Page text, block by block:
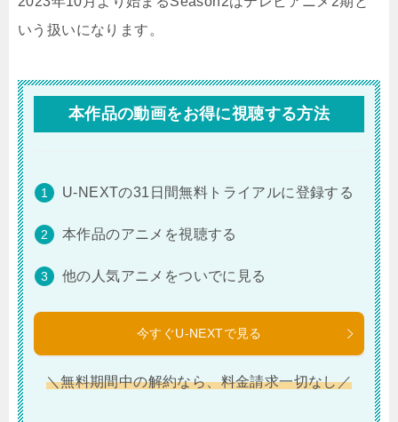
いう扱いになります。
本作品の動画をお得に視聴する方法
U-NEXTの31日間無料トライアルに登録する
本作品のアニメを視聴する
他の人気アニメをついでに見る
今すぐU-NEXTで見る
＼無料期間中の解約なら、料金請求一切なし／